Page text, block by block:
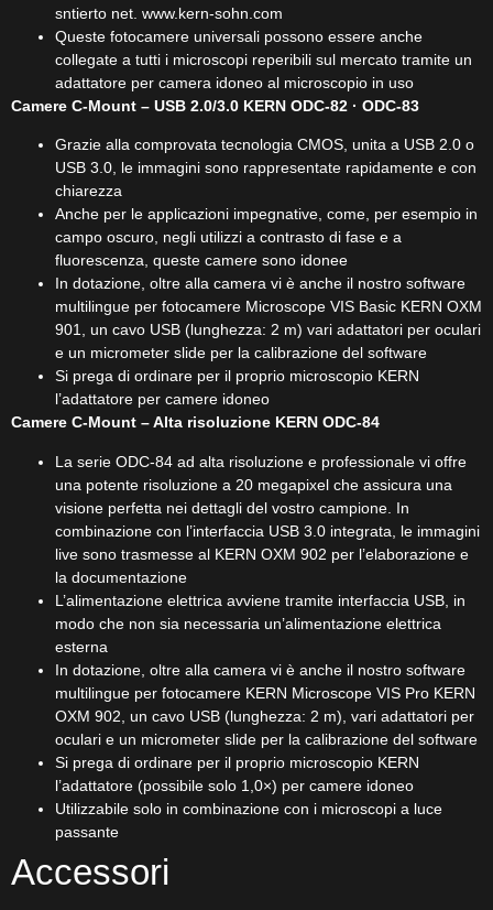
sntierto net. www.kern-sohn.com
Queste fotocamere universali possono essere anche
collegate a tutti i microscopi reperibili sul mercato tramite un
adattatore per camera idoneo al microscopio in uso
Camere C-Mount – USB 2.0/3.0 KERN ODC-82 · ODC-83
Grazie alla comprovata tecnologia CMOS, unita a USB 2.0 o
USB 3.0, le immagini sono rappresentate rapidamente e con
chiarezza
Anche per le applicazioni impegnative, come, per esempio in
campo oscuro, negli utilizzi a contrasto di fase e a
fluorescenza, queste camere sono idonee
In dotazione, oltre alla camera vi è anche il nostro software
multilingue per fotocamere Microscope VIS Basic KERN OXM
901, un cavo USB (lunghezza: 2 m) vari adattatori per oculari
e un micrometer slide per la calibrazione del software
Si prega di ordinare per il proprio microscopio KERN
l’adattatore per camere idoneo
Camere C-Mount – Alta risoluzione KERN ODC-84
La serie ODC-84 ad alta risoluzione e professionale vi offre
una potente risoluzione a 20 megapixel che assicura una
visione perfetta nei dettagli del vostro campione. In
combinazione con l’interfaccia USB 3.0 integrata, le immagini
live sono trasmesse al KERN OXM 902 per l’elaborazione e
la documentazione
L’alimentazione elettrica avviene tramite interfaccia USB, in
modo che non sia necessaria un’alimentazione elettrica
esterna
In dotazione, oltre alla camera vi è anche il nostro software
multilingue per fotocamere KERN Microscope VIS Pro KERN
OXM 902, un cavo USB (lunghezza: 2 m), vari adattatori per
oculari e un micrometer slide per la calibrazione del software
Si prega di ordinare per il proprio microscopio KERN
l’adattatore (possibile solo 1,0×) per camere idoneo
Utilizzabile solo in combinazione con i microscopi a luce
passante
Accessori